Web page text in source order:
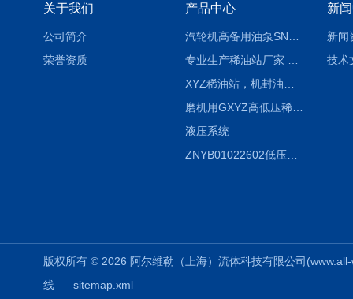
关于我们
公司简介
荣誉资质
产品中心
磨机用GXYZ高低压稀油站，静压油润滑系统
液压系统
ZNYB01022602低压螺杆泵
新
新闻
技术
版权所有 © 2026 阿尔维勒（上海）流体科技有限公司
线
sitemap.xml